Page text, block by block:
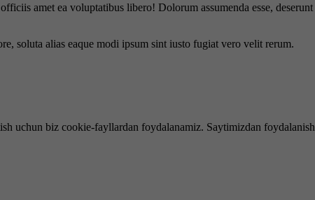
amet ea voluptatibus libero! Dolorum assumenda esse,
soluta alias eaque modi ipsum sint iusto fugiat vero velit rerum.
uchun biz cookie-fayllardan foydalanamiz. Saytimizdan